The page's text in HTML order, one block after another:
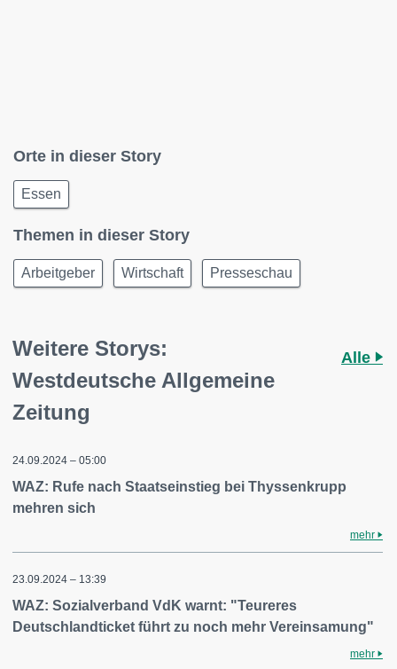
Orte in dieser Story
Essen
Themen in dieser Story
Arbeitgeber Wirtschaft Presseschau
Weitere Storys:
Westdeutsche Allgemeine
Zeitung
Alle
24.09.2024 – 05:00
WAZ: Rufe nach Staatseinstieg bei Thyssenkrupp
mehren sich
mehr
23.09.2024 – 13:39
WAZ: Sozialverband VdK warnt: "Teureres
Deutschlandticket führt zu noch mehr Vereinsamung"
mehr